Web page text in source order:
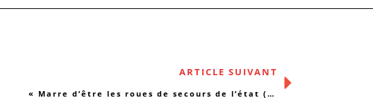
ARTICLE SUIVANT
« Marre d’être les roues de secours de l’état (…) »